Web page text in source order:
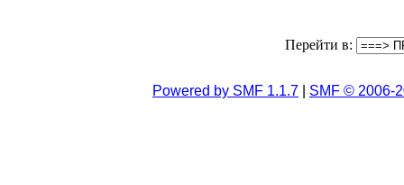
Перейти в:
Powered by SMF 1.1.7 SMF © 2006-